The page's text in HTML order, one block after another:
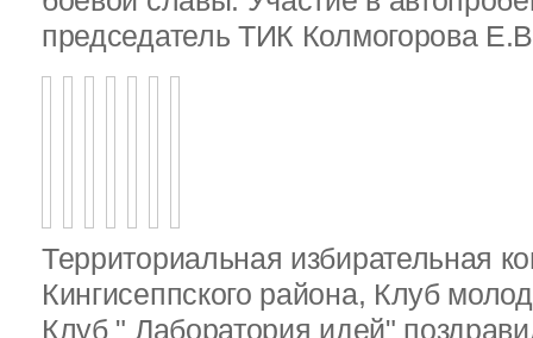
председатель ТИК Колмогорова
Территориальная избирательная
Кингисеппского района, Клуб
Клуб " Лаборатория идей"